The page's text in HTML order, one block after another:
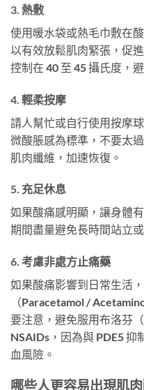
3. 熱敷
使用暖水袋或熱毛巾敷在
以有效放鬆肌肉緊張，促
控制在 40 至 45 攝氏度，
4. 輕柔按摩
請人幫忙或自行使用按摩
微酸脹感為標準，不要太
肌肉纖維，加速恢復。
5. 充足休息
如果酸痛感明顯，讓身體
期間盡量避免長時間站立
6. 考慮非處方止痛藥
如果酸痛影響到日常生活
（Paracetamol /
要注意，避免服用布洛芬
NSAIDs，因為與 PDE5
血風險。
哪些人更容易出現肌